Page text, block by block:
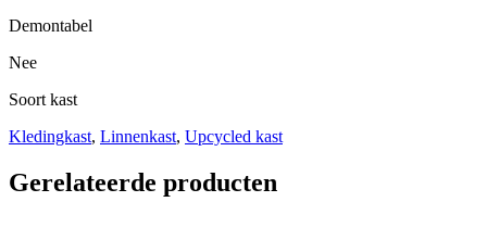
Demontabel
Nee
Soort kast
Kledingkast, Linnenkast, Upcycled kast
Gerelateerde producten